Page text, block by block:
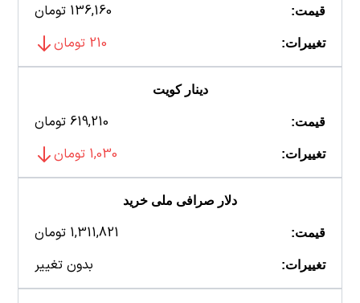
قیمت: 136,160 تومان
تغییرات: 210 تومان
دینار کویت
قیمت: 619,210 تومان
تغییرات: 1,030 تومان
دلار صرافی ملی خرید
قیمت: 1,311,821 تومان
تغییرات: بدون تغییر